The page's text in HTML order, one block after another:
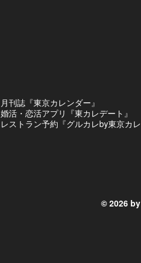
月刊誌『東京カレンダー』
婚活・恋活アプリ『東カレデート』
レストラン予約『グルカレby東京カレ
© 2026